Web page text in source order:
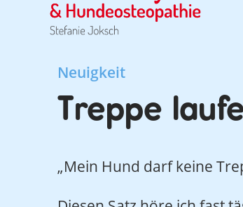
Neuigkeit
Treppe
„Mein Hund darf keine